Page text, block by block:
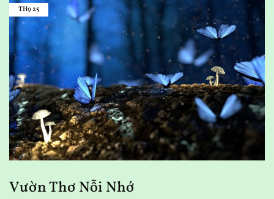
TH925
Vườn Thơ Nỗi Nhớ